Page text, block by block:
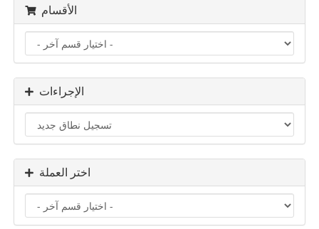
الأقسام
الإجراءات
اختر العملة